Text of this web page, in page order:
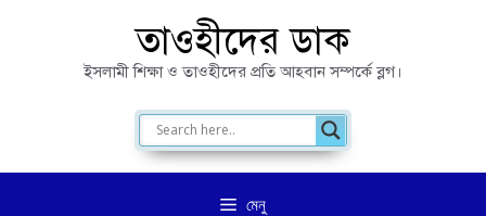
তাওহীদের ডাক
ইসলামী শিক্ষা ও তাওহীদের প্রতি আহবান সম্পর্কে ব্লগ।
মেনু